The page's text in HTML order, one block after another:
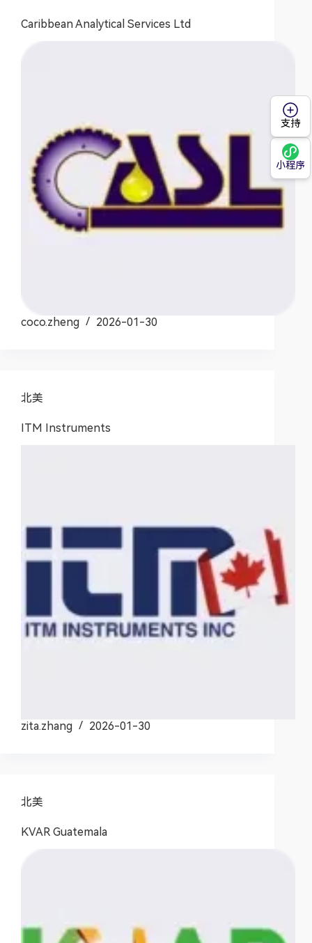
Caribbean Analytical Services Ltd
coco.zheng 2026-01-30
北美
ITM Instruments
zita.zhang 2026-01-30
北美
KVAR Guatemala
支持
小程序